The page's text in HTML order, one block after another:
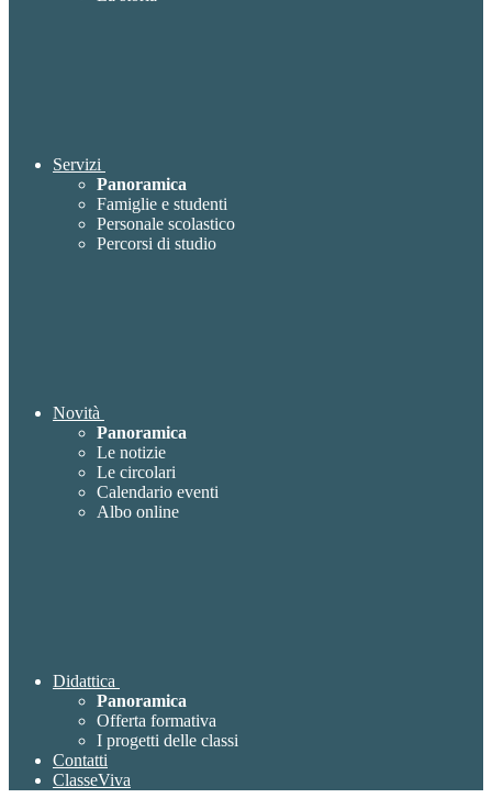
Servizi
Panoramica
Famiglie e studenti
Personale scolastico
Percorsi di studio
Novità
Panoramica
Le notizie
Le circolari
Calendario eventi
Albo online
Didattica
Panoramica
Offerta formativa
I progetti delle classi
Contatti
ClasseViva